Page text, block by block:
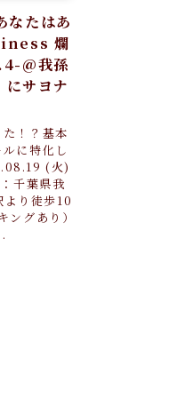
なたはあ
爛
@我孫
サヨナ
！？基本
に特化し
(火)
千葉県我
り徒歩10
ングあり）